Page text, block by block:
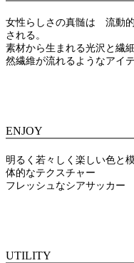
女性らしさの真髄は 流動
される。
素材から生まれる光沢と繊
然繊維が流れるようなアイ
ENJOY
明るく若々しく楽しい色と
体的なテクスチャー
フレッシュなシアサッカ
UTILITY